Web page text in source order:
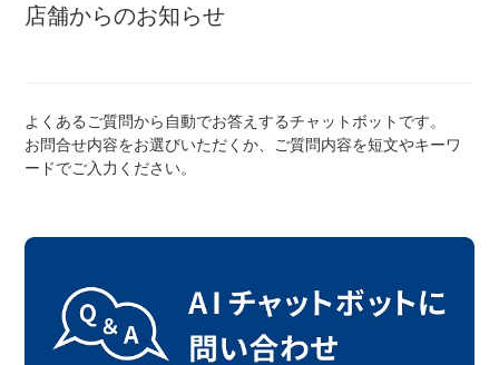
自転車買取専門サービス
店舗について
店舗検索
店舗からのお知らせ
よくあるご質問から自動でお答えするチャットボットです。
お問合せ内容をお選びいただくか、ご質問内容を短文やキーワ
ードでご入力ください。